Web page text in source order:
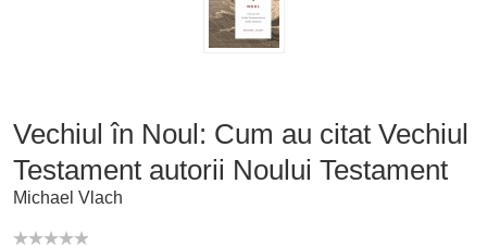
Vechiul în Noul: Cum au citat Vechiul
Testament autorii Noului Testament
Michael Vlach